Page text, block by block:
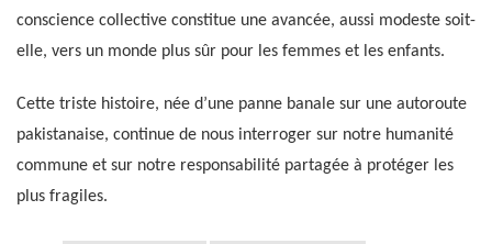
conscience collective constitue une avancée, aussi modeste soit-
elle, vers un monde plus sûr pour les femmes et les enfants.
Cette triste histoire, née d’une panne banale sur une autoroute
pakistanaise, continue de nous interroger sur notre humanité
commune et sur notre responsabilité partagée à protéger les
plus fragiles.